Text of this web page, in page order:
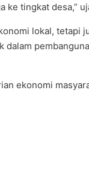
ke tingkat desa,”
lokal, tetapi
dalam
ekonomi